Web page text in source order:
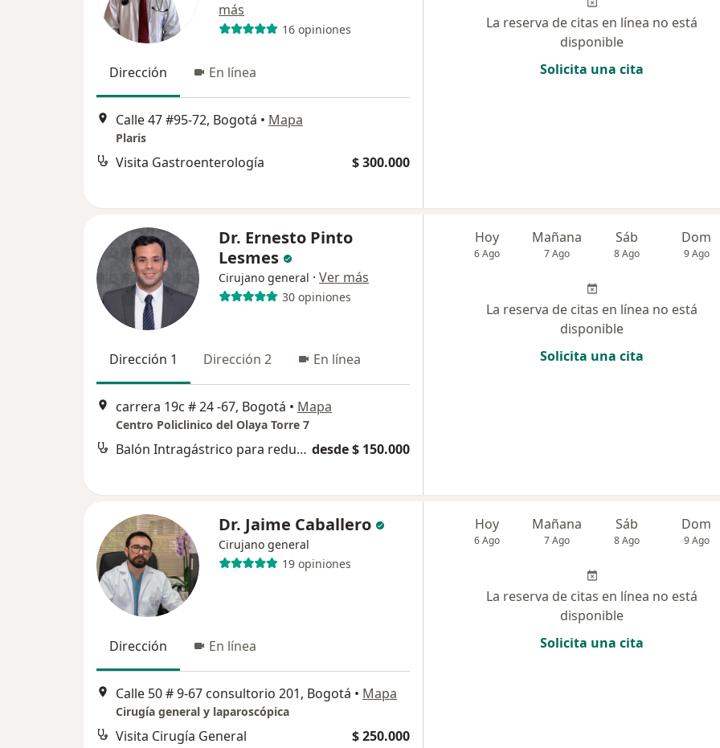
más
16 opiniones
Dirección En línea
Calle 47 #95-72, Bogotá • Mapa
Plaris
Visita Gastroenterología $ 300.000
La reserva de citas en línea no está
disponible
Solicita una cita
Dr. Ernesto Pinto
Lesmes
Cirujano general · Ver más
30 opiniones
Dirección 1 Dirección 2 En línea
carrera 19c # 24 -67, Bogotá • Mapa
Centro Policlinico del Olaya Torre 7
Balón Intragástrico para reducción de peso desde $ 150.000
Hoy
6 Ago
Mañana
7 Ago
Sáb
8 Ago
Dom
9 Ago
La reserva de citas en línea no está
disponible
Solicita una cita
Dr. Jaime Caballero
Cirujano general
19 opiniones
Dirección En línea
Calle 50 # 9-67 consultorio 201, Bogotá • Mapa
Cirugía general y laparoscópica
Visita Cirugía General $ 250.000
Hoy
6 Ago
Mañana
7 Ago
Sáb
8 Ago
Dom
9 Ago
La reserva de citas en línea no está
disponible
Solicita una cita